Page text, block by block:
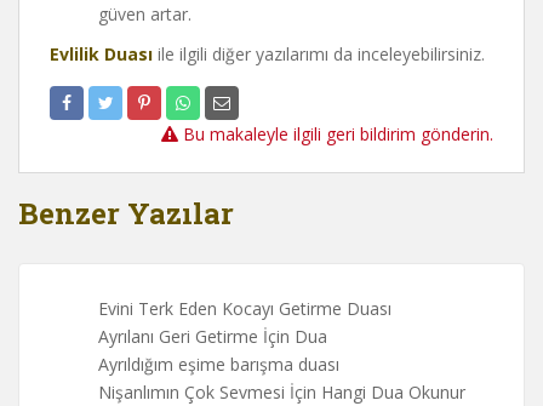
güven artar.
Evlilik Duası ile ilgili diğer yazılarımı da inceleyebilirsiniz.
Bu makaleyle ilgili geri bildirim gönderin.
Benzer Yazılar
Evini Terk Eden Kocayı Getirme Duası
Ayrılanı Geri Getirme İçin Dua
Ayrıldığım eşime barışma duası
Nişanlımın Çok Sevmesi İçin Hangi Dua Okunur